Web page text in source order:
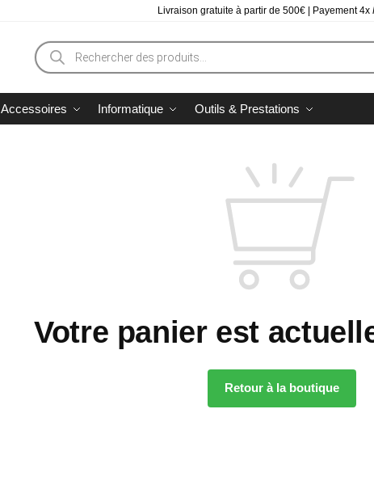
Livraison gratuite à partir de 500€ | Payement 4x
Accessoires Informatique Outils & Prestations
Votre panier est
Retour à la boutique